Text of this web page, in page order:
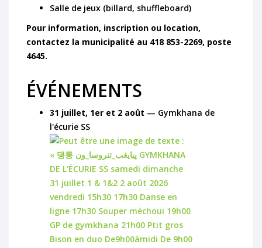
Salle de jeux (billard, shuffleboard)
Pour information, inscription ou location,
contactez la municipalité au 418 853-2269, poste
4645.
ÉVÉNEMENTS
31 juillet, 1er et 2 août — Gymkhana de
l'écurie SS